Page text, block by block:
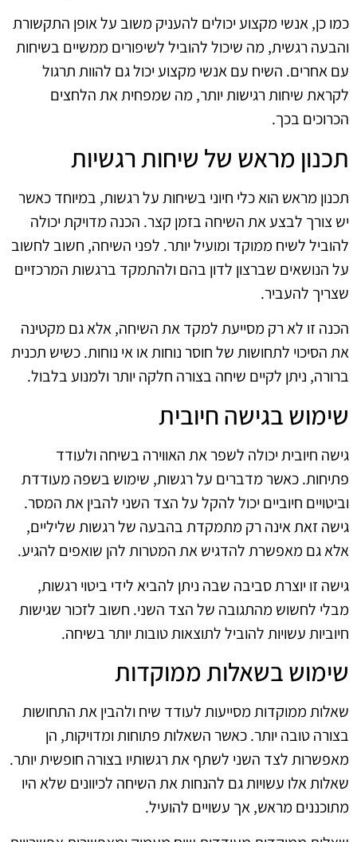
כמו כן, אנשי מקצוע יכולים להעניק משוב על אופן התקשורת
והבעה רגשית, מה שיכול להוביל לשיפורים ממשיים בשיחות
עם אחרים. השיח עם אנשי מקצוע יכול גם להוות תרגול
לקראת שיחות רגישות יותר, מה שמפחית את הלחצים
הכרוכים בכך.
תכנון מראש של שיחות רגשיות
תכנון מראש הוא כלי חיוני בשיחות על רגשות, במיוחד כאשר
יש צורך לבצע את השיחה בזמן קצר. הכנה מדויקת יכולה
להוביל לשיח ממוקד ומועיל יותר. לפני השיחה, חשוב לחשוב
על הנושאים שברצון לדון בהם ולהתמקד ברגשות המרכזיים
שצריך להעביר.
הכנה זו לא רק מסייעת למקד את השיחה, אלא גם מקטינה
את הסיכוי לתחושות של חוסר נוחות או אי נוחות. כשיש תכנית
ברורה, ניתן לקיים שיחה בצורה חלקה יותר ולמנוע בלבול.
שימוש בגישה חיובית
גישה חיובית יכולה לשפר את האווירה בשיחה ולעודד
פתיחות. כאשר מדברים על רגשות, שימוש בשפה מעודדת
וביטויים חיוביים יכול להקל על הצד השני להבין את המסר.
גישה זאת אינה רק מתמקדת בהבעה של רגשות שליליים,
אלא גם מאפשרת להדגיש את המטרות להן שואפים להגיע.
גישה זו יוצרת סביבה שבה ניתן להביא לידי ביטוי רגשות,
מבלי לחשוש מהתגובה של הצד השני. חשוב לזכור שגישות
חיוביות עשויות להוביל לתוצאות טובות יותר בשיחה.
שימוש בשאלות ממוקדות
שאלות ממוקדות מסייעות לעודד שיח ולהבין את התחושות
בצורה טובה יותר. כאשר השאלות פתוחות ומדויקות, הן
מאפשרות לצד השני לשתף את רגשותיו בצורה חופשית יותר.
שאלות אלו עשויות גם להנחות את השיחה לכיוונים שלא היו
מתוכננים מראש, אך עשויים להועיל.